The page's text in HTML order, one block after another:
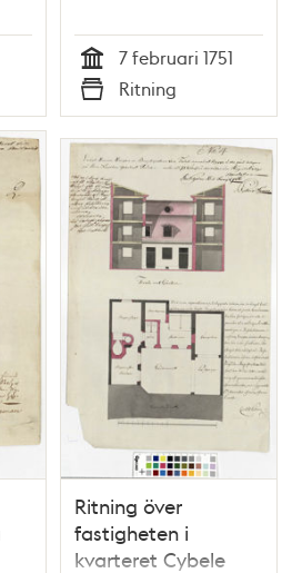
Tid
7 februari 1751
Typ
Ritning
Ritning över
fastigheten i
kvarteret Cybele